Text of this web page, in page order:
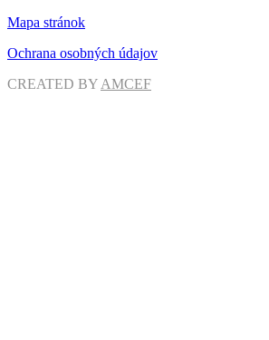
Mapa stránok
Ochrana osobných údajov
CREATED BY AMCEF